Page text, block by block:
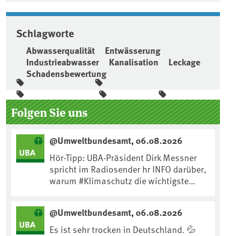
Schlagworte
Abwasserqualität
Entwässerung
Industrieabwasser
Kanalisation
Leckage
Schadensbewertung
Seitenleiste
Folgen Sie uns
@Umweltbundesamt, 06.08.2026
Hör-Tipp: UBA-Präsident Dirk Messner
spricht im Radiosender hr INFO darüber,
warum #Klimaschutz die wichtigste
https://www.ardsounds.de/episode/urn
:ard:episode:0e7cf1c4b819c26d/
@Umweltbundesamt, 06.08.2026
Es ist sehr trocken in Deutschland. 💦